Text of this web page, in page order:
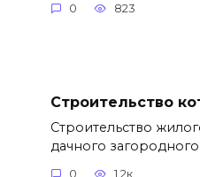
0 823
Строительство
Строительство
дачного загородного
0 1.2к.